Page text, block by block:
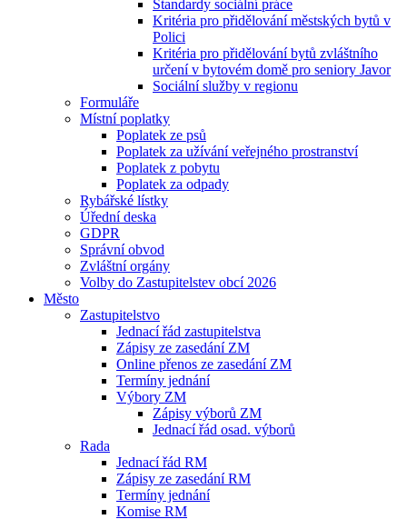
Standardy sociální práce
Kritéria pro přidělování městských bytů v
Polici
Kritéria pro přidělování bytů zvláštního
určení v bytovém domě pro seniory Javor
Sociální služby v regionu
Formuláře
Místní poplatky
Poplatek ze psů
Poplatek za užívání veřejného prostranství
Poplatek z pobytu
Poplatek za odpady
Rybářské lístky
Úřední deska
GDPR
Správní obvod
Zvláštní orgány
Volby do Zastupitelstev obcí 2026
Město
Zastupitelstvo
Jednací řád zastupitelstva
Zápisy ze zasedání ZM
Online přenos ze zasedání ZM
Termíny jednání
Výbory ZM
Zápisy výborů ZM
Jednací řád osad. výborů
Rada
Jednací řád RM
Zápisy ze zasedání RM
Termíny jednání
Komise RM